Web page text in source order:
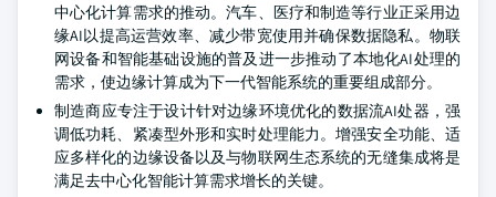
中心化计算需求的推动。汽车、医疗和制造等行业正采用边
缘AI以提高运营效率、减少带宽使用并确保数据隐私。物联
网设备和智能基础设施的普及进一步推动了本地化AI处理的
需求，使边缘计算成为下一代智能系统的重要组成部分。
制造商应专注于设计针对边缘环境优化的数据流AI处器，强
调低功耗、紧凑型外形和实时处理能力。增强安全功能、适
应多样化的边缘设备以及与物联网生态系统的无缝集成将是
满足去中心化智能计算需求增长的关键。